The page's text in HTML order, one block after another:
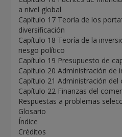
a nivel global
Capítulo 17 Teoría de los
diversificación
Capítulo 18 Teoría de la
riesgo político
Capítulo 19 Presupuesto de
Capítulo 20 Administración de
Capítulo 21 Administración del
Capítulo 22 Finanzas del
Respuestas a problemas
Glosario
Índice
Créditos